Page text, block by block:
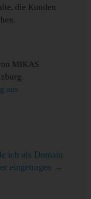
die Kunden
MIKAS
aus
ich als Domain
eingetragen →